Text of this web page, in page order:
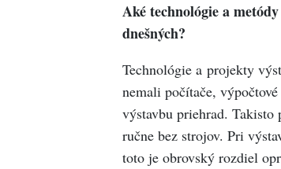
Aké technológie a
dnešných?
Technológie a projekty
nemali počítače,
výstavbu priehrad.
ručne bez strojov. Pri
toto je obrovský rozdiel